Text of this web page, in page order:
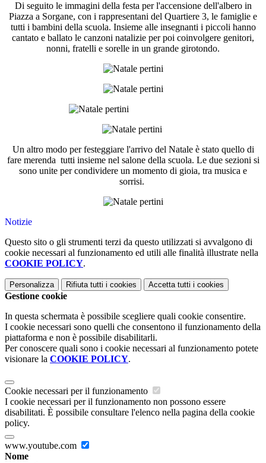
Di seguito le immagini della festa per l'accensione dell'albero in
Piazza a Sorgane, con i rappresentani del Quartiere 3, le famiglie e
tutti i bambini della scuola. Insieme alle insegnanti i piccoli hanno
cantato e ballato le canzoni natalizie per poi coinvolgere genitori,
nonni, fratelli e sorelle in un grande girotondo.
Un altro modo per festeggiare l'arrivo del Natale è stato quello di
fare merenda tutti insieme nel salone della scuola. Le due sezioni si
sono unite per condividere un momento di gioia, tra musica e
sorrisi.
Notizie
Questo sito o gli strumenti terzi da questo utilizzati si avvalgono di
cookie necessari al funzionamento ed utili alle finalità illustrate nella
COOKIE POLICY.
Personalizza Rifiuta tutti i cookies Accetta tutti i cookies
Gestione cookie
In questa schermata è possibile scegliere quali cookie consentire.
I cookie necessari sono quelli che consentono il funzionamento della
piattaforma e non è possibile disabilitarli.
Per conoscere quali sono i cookie necessari al funzionamento potete
visionare la COOKIE POLICY.
Cookie necessari per il funzionamento
I cookie necessari per il funzionamento non possono essere
disabilitati. È possibile consultare l'elenco nella pagina della cookie
policy.
www.youtube.com
Nome